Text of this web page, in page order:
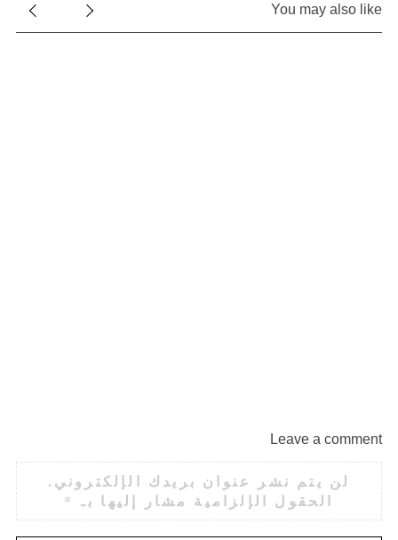
You may also like
Leave a comment
لن يتم نشر عنوان بريدك الإلكتروني.
الحقول الإلزامية مشار إليها بـ *